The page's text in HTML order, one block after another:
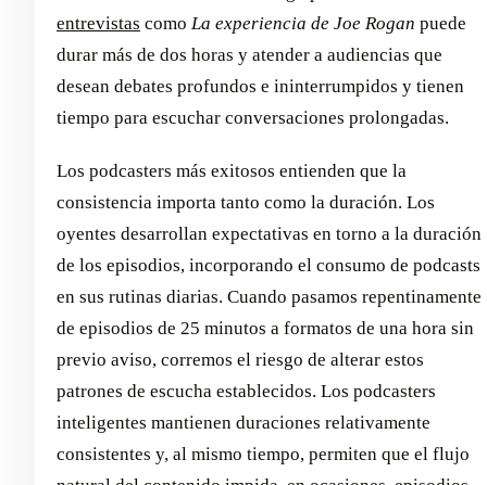
entrevistas como La experiencia de Joe Rogan puede
durar más de dos horas y atender a audiencias que
desean debates profundos e ininterrumpidos y tienen
tiempo para escuchar conversaciones prolongadas.
Los podcasters más exitosos entienden que la
consistencia importa tanto como la duración. Los
oyentes desarrollan expectativas en torno a la duración
de los episodios, incorporando el consumo de podcasts
en sus rutinas diarias. Cuando pasamos repentinamente
de episodios de 25 minutos a formatos de una hora sin
previo aviso, corremos el riesgo de alterar estos
patrones de escucha establecidos. Los podcasters
inteligentes mantienen duraciones relativamente
consistentes y, al mismo tiempo, permiten que el flujo